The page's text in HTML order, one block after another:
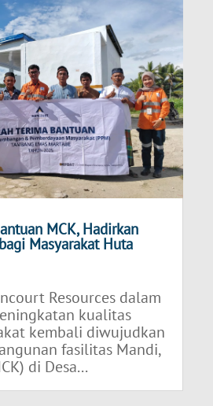
MCK, Hadirkan
Masyarakat Huta
Resources dalam
kualitas
kembali diwujudkan
fasilitas Mandi,
di Desa...